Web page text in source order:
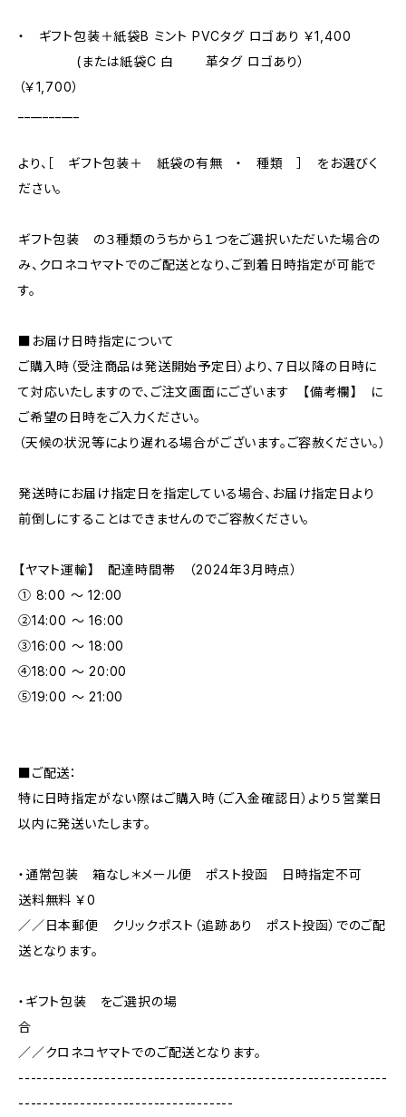
・ ギフト包装＋紙袋B ミント PVCタグ ロゴあり ￥1,400
(または紙袋C 白 革タグ ロゴあり）
（￥1,700）
より、［ ギフト包装＋ 紙袋の有無 ・ 種類 ］ をお選びく
ださい。
ギフト包装 の３種類のうちから１つをご選択いただいた場合の
み、クロネコヤマトでのご配送となり、ご到着日時指定が可能で
す。
■お届け日時指定について
ご購入時（受注商品は発送開始予定日）より、７日以降の日時に
て対応いたしますので、ご注文画面にございます 【備考欄】 に
ご希望の日時をご入力ください。
（天候の状況等により遅れる場合がございます。ご容赦ください。）
発送時にお届け指定日を指定している場合、お届け指定日より
前倒しにすることはできませんのでご容赦ください。
【ヤマト運輸】 配達時間帯 （2024年3月時点）
① 8:00 ～ 12:00
②14:00 ～ 16:00
③16:00 ～ 18:00
④18:00 ～ 20:00
⑤19:00 ～ 21:00
■ご配送：
特に日時指定がない際はご購入時（ご入金確認日）より５営業日
以内に発送いたします。
・通常包装 箱なし＊メール便 ポスト投函 日時指定不可
送料無料 ￥0
／／日本郵便 クリックポスト（追跡あり ポスト投函）でのご配
送となります。
・ギフト包装 をご選択の場
合
／／クロネコヤマトでのご配送となります。
------------------------------------------------------------
-----------------------------------